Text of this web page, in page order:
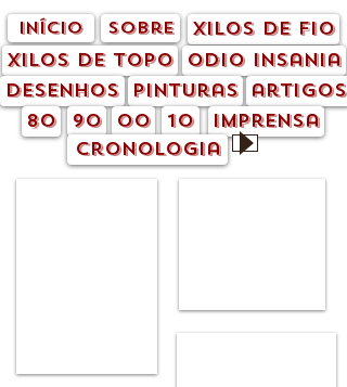
início sobre
xilos de fio
xilos de topo
odio insania
desenhos
pinturas artigos
80
90 00 10
imprensa
cronologia